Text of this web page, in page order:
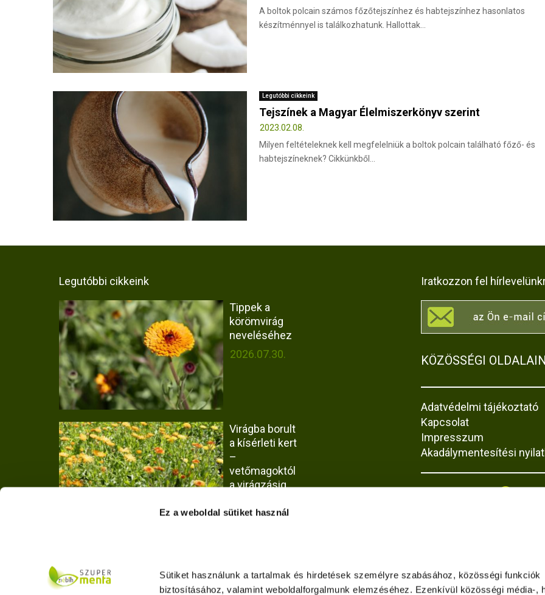
Ez a weboldal sütiket használ
Sütiket használunk a tartalmak és hirdetések személyre szabásához, közösségi funkciók
biztosításához, valamint weboldalforgalmunk elemzéséhez. Ezenkívül közösségi média-,
A boltok polcain számos főzőtejszínhez és habtejszínhez hasonlatos
készítménnyel is találkozhatunk. Hallottak...
Legutóbbi cikkeink
Tejszínek a Magyar Élelmiszerkönyv szerint
2023.02.08.
Milyen feltételeknek kell megfelelniük a boltok polcain található főző- és
habtejszíneknek? Cikkünkből...
Legutóbbi cikkeink
Tippek a
körömvirág
neveléséhez
2026.07.30.
Virágba borult
a kísérleti kert
–
vetőmagoktól
a virágzásig
Olaszrizling
borok fajta-
Iratkozzon fel
KÖZÖSSÉGI
Adatvédelmi tájékoztató
Kapcsolat
Impresszum
Akadálymentesítési